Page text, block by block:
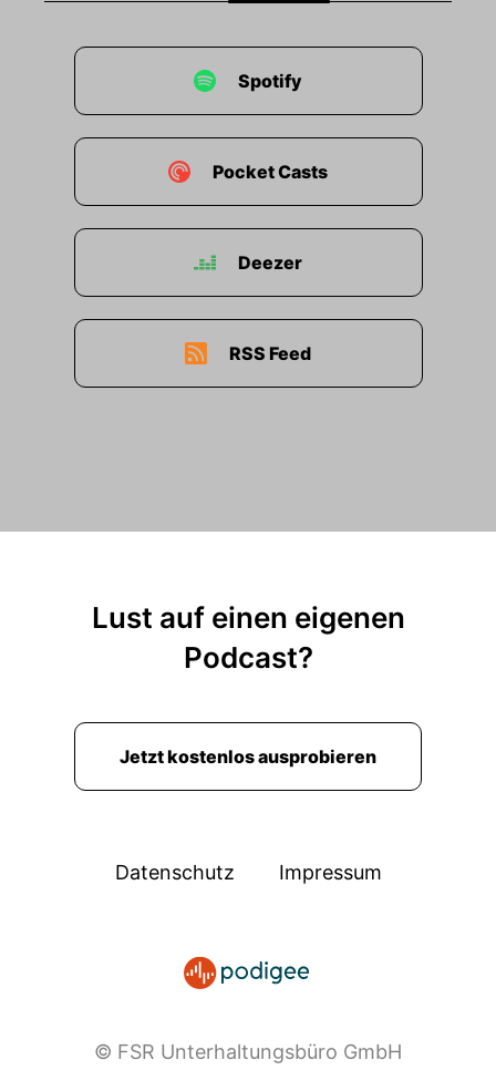
Spotify
Pocket Casts
Deezer
RSS Feed
Lust auf einen eigenen
Podcast?
Jetzt kostenlos ausprobieren
Datenschutz Impressum
© FSR Unterhaltungsbüro GmbH